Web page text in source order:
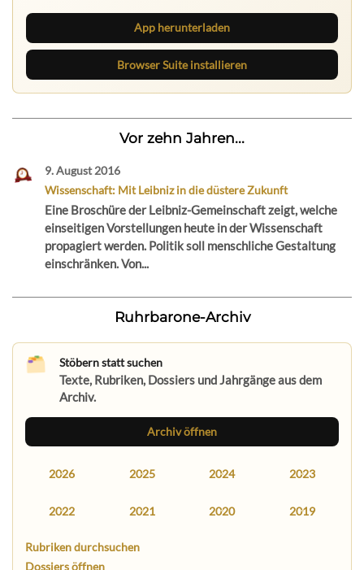
App herunterladen
Browser Suite installieren
Vor zehn Jahren...
9. August 2016
Wissenschaft: Mit Leibniz in die düstere Zukunft
Eine Broschüre der Leibniz-Gemeinschaft zeigt, welche
einseitigen Vorstellungen heute in der Wissenschaft
propagiert werden. Politik soll menschliche Gestaltung
einschränken. Von...
Ruhrbarone-Archiv
Stöbern statt suchen
Texte, Rubriken, Dossiers und Jahrgänge aus dem
Archiv.
Archiv öffnen
2026 2025 2024 2023
2022 2021 2020 2019
Rubriken durchsuchen
Dossiers öffnen